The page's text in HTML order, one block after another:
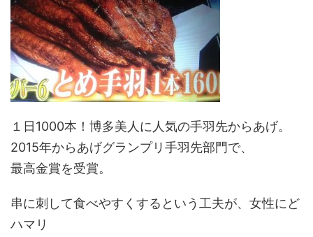
１日1000本！博多美人に人気の手羽先からあげ。
2015年からあげグランプリ手羽先部門で、
最高金賞を受賞。
串に刺して食べやすくするという工夫が、女性にど
ハマリ